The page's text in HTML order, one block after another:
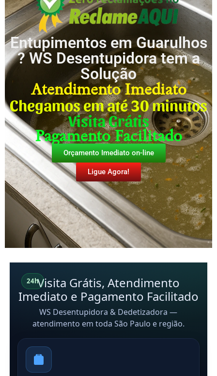
Entupimentos em Guarulhos
? WS Desentupidora tem a
Solução
Atendimento Imediato
Chegamos em até 30 minutos
Visita Grátis
Pagamento Facilitado
Orçamento Imediato on-line
Ligue Agora!
24hVisita Grátis, Atendimento
Imediato e Pagamento Facilitado
WS Desentupidora & Dedetizadora —
atendimento em toda São Paulo e região.